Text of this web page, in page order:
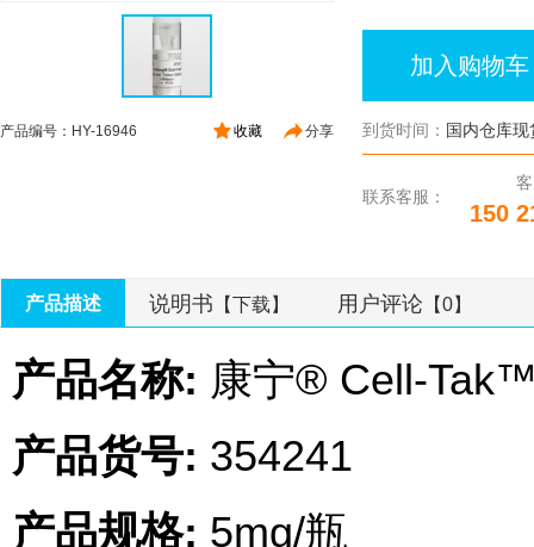
分享
收藏
产品编号：HY-16946
加入购物车
到货时间： 国内仓库
联系客服：
150
产品描述 说明书 【下载】 用户评论 【0】
产品名称: 康宁® Cell-
产品货号: 354241
产品规格: 5mg/瓶